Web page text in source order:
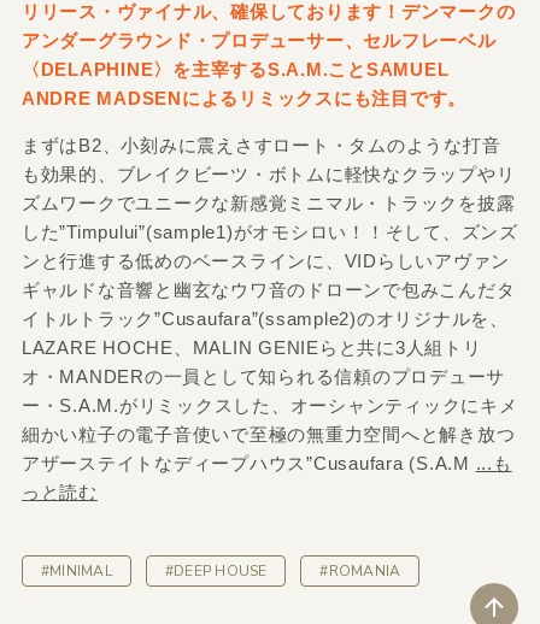
リリース・ヴァイナル、確保しております！デンマークの
アンダーグラウンド・プロデューサー、セルフレーベル
〈DELAPHINE〉を主宰するS.A.M.ことSAMUEL
ANDRE MADSENによるリミックスにも注目です。
まずはB2、小刻みに震えさすロート・タムのような打音
も効果的、ブレイクビーツ・ボトムに軽快なクラップやリ
ズムワークでユニークな新感覚ミニマル・トラックを披露
した”Timpului”(sample1)がオモシロい！！そして、ズンズ
ンと行進する低めのベースラインに、VIDらしいアヴァン
ギャルドな音響と幽玄なウワ音のドローンで包みこんだタ
イトルトラック”Cusaufara”(ssample2)のオリジナルを、
LAZARE HOCHE、MALIN GENIEらと共に3人組トリ
オ・MANDERの一員として知られる信頼のプロデューサ
ー・S.A.M.がリミックスした、オーシャンティックにキメ
細かい粒子の電子音使いで至極の無重力空間へと解き放つ
アザーステイトなディープハウス”Cusaufara (S.A.M ...も
っと読む
#MINIMAL #DEEP HOUSE #ROMANIA